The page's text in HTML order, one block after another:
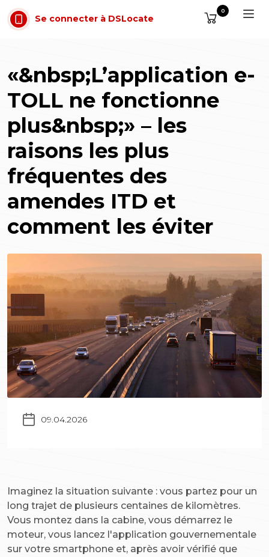
Aller au contenu
Se connecter à DSLocate
0
«&nbsp;L’application e-
TOLL ne fonctionne
plus&nbsp;» – les
raisons les plus
fréquentes des
amendes ITD et
comment les éviter
09.04.2026
Imaginez la situation suivante : vous partez pour un
long trajet de plusieurs centaines de kilomètres.
Vous montez dans la cabine, vous démarrez le
moteur, vous lancez l'application gouvernementale
sur votre smartphone et, après avoir vérifié que